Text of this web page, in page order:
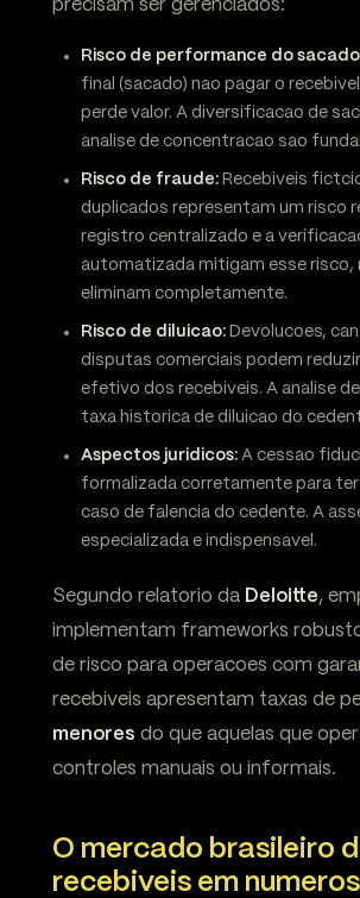
precisam ser gerenciados:
Risco de performance do
final (sacado) nao pagar o
perde valor. A diversificacao de
analise de concentracao sao
Risco de fraude: Recebiveis
duplicados representam um risco
registro centralizado e a
automatizada mitigam esse risco,
eliminam completamente.
Risco de diluicao: Devolucoes,
disputas comerciais podem
efetivo dos recebiveis. A analise
taxa historica de diluicao do
Aspectos juridicos: A cessao
formalizada corretamente para ter
caso de falencia do cedente. A
especializada e indispensavel.
Segundo relatorio da Deloitte,
implementam frameworks
de risco para operacoes com
recebiveis apresentam taxas de
menores do que aquelas que
controles manuais ou informais.
O mercado brasileiro
recebiveis em numeros